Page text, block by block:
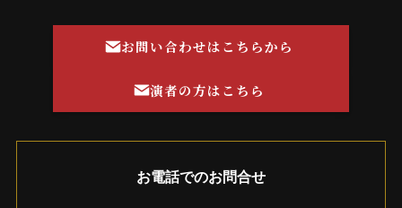
お問い合わせはこちらから
演者の方はこちら
お電話でのお問合せ